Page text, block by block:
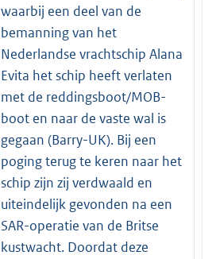
waarbij een deel van de
bemanning van het
Nederlandse vrachtschip Alana
Evita het schip heeft verlaten
met de reddingsboot/MOB-
boot en naar de vaste wal is
gegaan (Barry-UK). Bij een
poging terug te keren naar het
schip zijn zij verdwaald en
uiteindelijk gevonden na een
SAR-operatie van de Britse
kustwacht. Doordat deze